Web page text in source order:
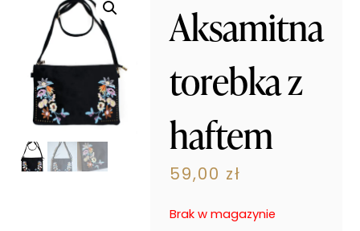
Aksamitna
torebka z
haftem
59,00 zł
Brak w magazynie